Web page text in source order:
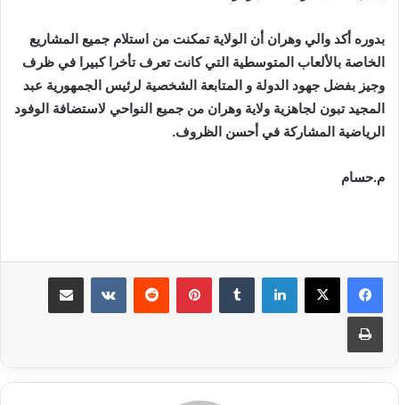
بدوره أكد والي وهران أن الولاية تمكنت من استلام جميع المشاريع
الخاصة بالألعاب المتوسطية التي كانت تعرف تأخرا كبيرا في ظرف
وجيز بفضل جهود الدولة و المتابعة الشخصية لرئيس الجمهورية عبد
المجيد تبون لجاهزية ولاية وهران من جميع النواحي لاستضافة الوفود
الرياضية المشاركة في أحسن الظروف.
م.حسام
لينكدإن بينتيريست
طباعة